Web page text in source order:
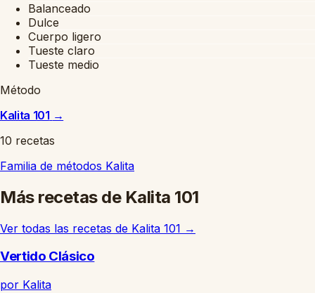
Balanceado
Dulce
Cuerpo ligero
Tueste claro
Tueste medio
Método
Kalita 101 →
10 recetas
Familia de métodos Kalita
Más recetas de Kalita 101
Ver todas las recetas de Kalita 101 →
Vertido Clásico
por Kalita